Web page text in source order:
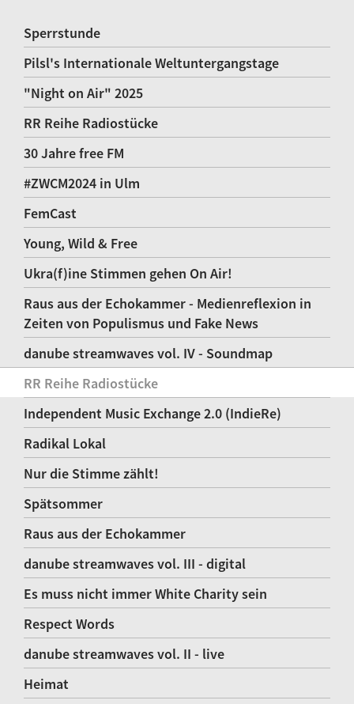
Sperrstunde
Pilsl's Internationale Weltuntergangstage
"Night on Air" 2025
RR Reihe Radiostücke
30 Jahre free FM
#ZWCM2024 in Ulm
FemCast
Young, Wild & Free
Ukra(f)ine Stimmen gehen On Air!
Raus aus der Echokammer - Medienreflexion in
Zeiten von Populismus und Fake News
danube streamwaves vol. IV - Soundmap
RR Reihe Radiostücke
Independent Music Exchange 2.0 (IndieRe)
Radikal Lokal
Nur die Stimme zählt!
Spätsommer
Raus aus der Echokammer
danube streamwaves vol. III - digital
Es muss nicht immer White Charity sein
Respect Words
danube streamwaves vol. II - live
Heimat